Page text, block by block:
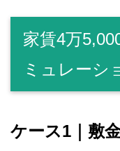
家賃4万
ミュレーシ
ケース1｜敷